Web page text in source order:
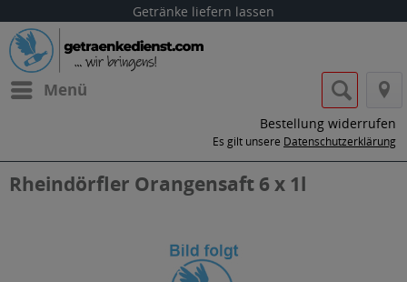
Getränke liefern lassen
Menü
Bestellung widerrufen
Es gilt unsere Datenschutzerklärung
Rheindörfler Orangensaft 6 x 1l